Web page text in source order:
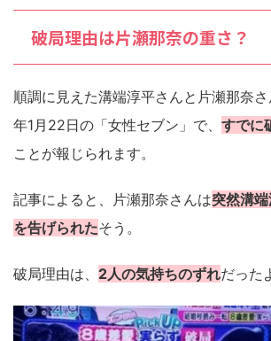
破局理由は片瀬那奈の重さ？
順調に見えた溝端淳平さんと片瀬那奈
年1月22日の「女性セブン」で、 すでに
ことが報じられます。
記事によると、片瀬那奈さんは突然溝
を告げられたそう。
破局理由は、 2人の気持ちのずれだった